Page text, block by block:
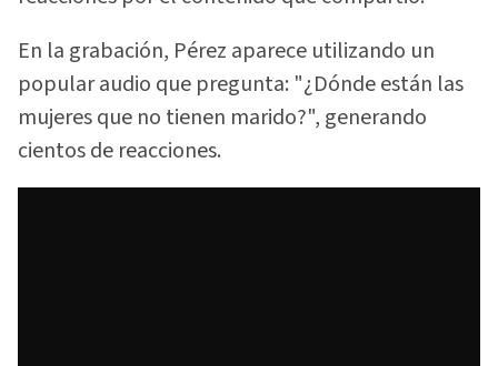
En la grabación, Pérez aparece utilizando un
popular audio que pregunta: "¿Dónde están las
mujeres que no tienen marido?", generando
cientos de reacciones.